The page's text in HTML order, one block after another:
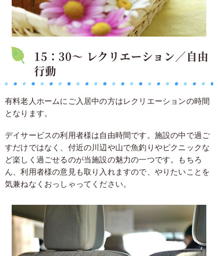
15：30～ レクリエーション／自由
行動
有料老人ホームにご入居中の方はレクリエーションの時間
となります。
デイサービスの利用者様は自由時間です。 施設の中で過ご
すだけではなく、付近の川辺や山で魚釣りやピクニックな
ど楽しく過ごせるのが当施設の魅力の一つです。
もちろ
ん、利用者様の意見も取り入れますので、やりたいことを
気兼ねなくおっしゃってください。